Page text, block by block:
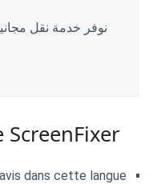
نوفر خدمة نقل
dans cette langue.